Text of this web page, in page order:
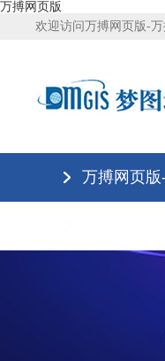
万搏网页版
欢迎访问万搏网页版-
万搏网页